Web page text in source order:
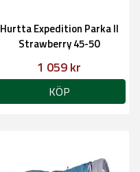
Hurtta Expedition Parka II
Strawberry 45-50
1 059 kr
KÖP